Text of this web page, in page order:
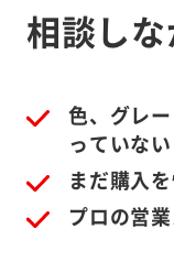
相談しな
色、グレ
っていない
まだ購入
プロの営